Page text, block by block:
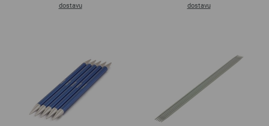
dostavu
dostavu